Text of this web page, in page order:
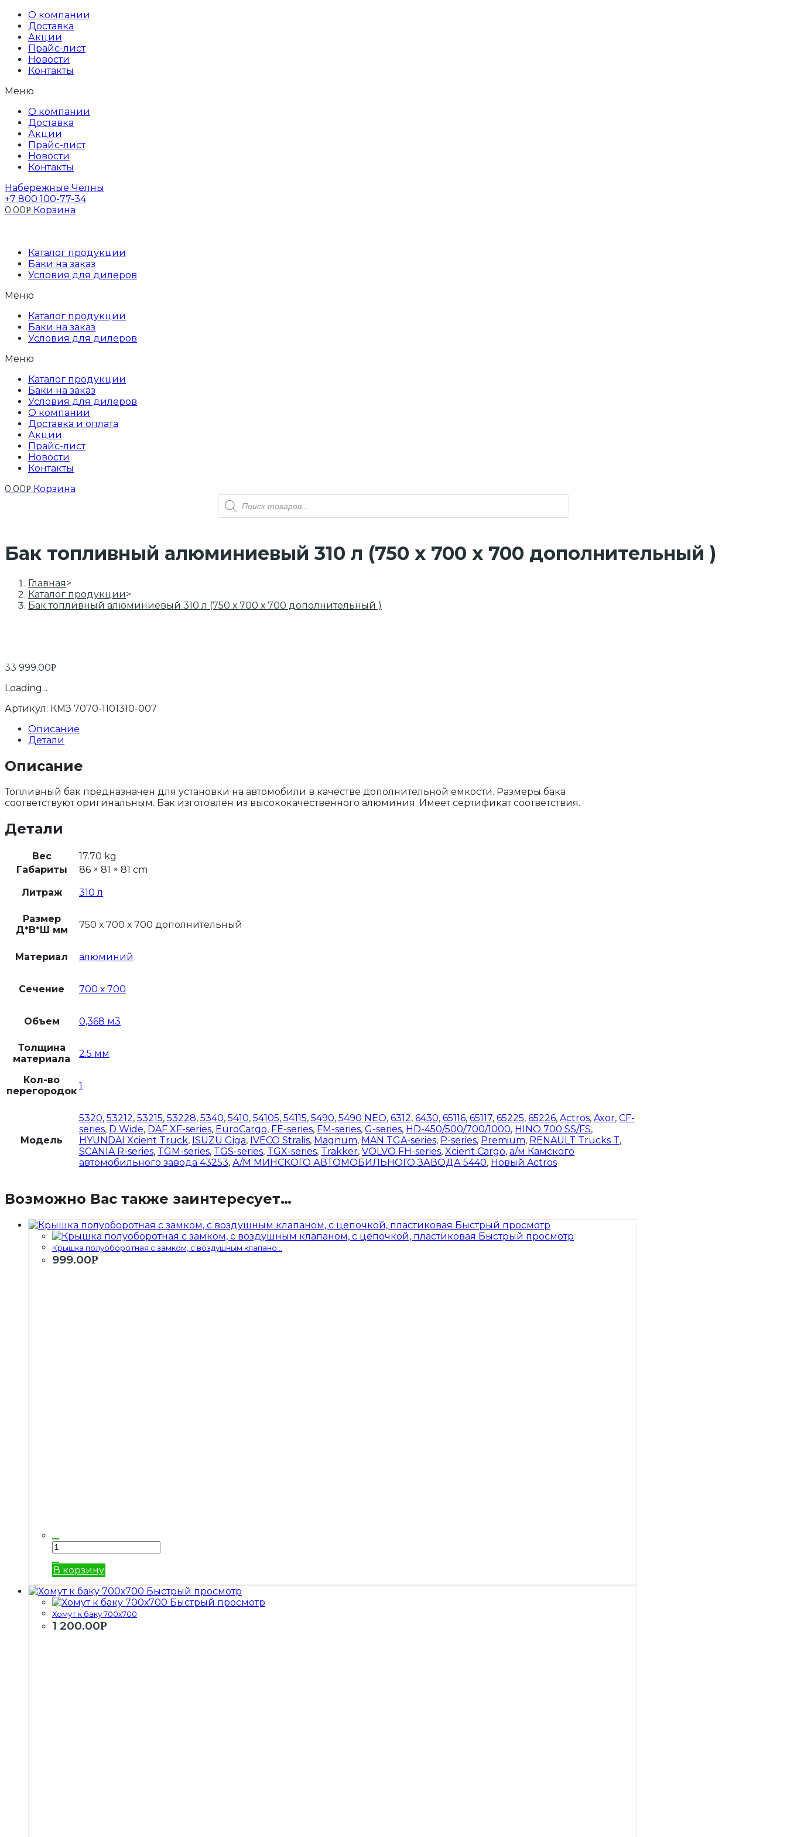
Перейти
содержимому
О компании
Доставка
Акции
Прайс-лист
Новости
Контакты
Меню
О компании
Доставка
Акции
Прайс-лист
Новости
Контакты
Набережные Челны
+7 800 100-77-34
0.00Р Корзина
Каталог продукции
Баки на заказ
Условия для дилеров
Меню
Каталог продукции
Баки на заказ
Условия для дилеров
Меню
Каталог продукции
Баки на заказ
Условия для дилеров
О компании
Доставка и оплата
Акции
Прайс-лист
Новости
Контакты
0.00Р Корзина
Поиск
товаров
Бак топливный алюминиевый 310 л (750 х 700 х 700 дополнительный )
Главная>
Каталог продукции>
Бак топливный алюминиевый 310 л (750 х 700 х 700 дополнительный )
33 999.00Р
Loading...
Артикул: КМЗ 7070-1101310-007
Описание
Детали
Описание
Топливный бак предназначен для установки на автомобили в качестве дополнительной емкости. Размеры бака
соответствуют оригинальным. Бак изготовлен из высококачественного алюминия. Имеет сертификат соответствия.
Детали
Вес
17.70 kg
Габариты
86 × 81 × 81 cm
Литраж 310 л
Размер
Д*В*Ш мм
750 х 700 х 700 дополнительный
Материал алюминий
Сечение 700 х 700
Объем 0,368 м3
Толщина
материала
2.5 мм
Кол-во
перегородок 1
Модель
5320, 53212, 53215, 53228, 5340, 5410, 54105, 54115, 5490, 5490 NEO, 6312, 6430, 65116, 65117, 65225, 65226, Actros, Axor, CF-
series, D Wide, DAF XF-series, EuroCargo, FE-series, FM-series, G-series, HD-450/500/700/1000, HINO 700 SS/FS,
HYUNDAI Xcient Truck, ISUZU Giga, IVECO Stralis, Magnum, MAN TGA-series, P-series, Premium, RENAULT Trucks T,
SCANIA R-series, TGM-series, TGS-series, TGX-series, Trakker, VOLVO FH-series, Xcient Cargo, а/м Камского
автомобильного завода 43253, А/М МИНСКОГО АВТОМОБИЛЬНОГО ЗАВОДА 5440, Новый Actros
Возможно Вас также заинтересует…
Быстрый просмотр
Быстрый просмотр
Крышка полуоборотная с замком, с воздушным клапано...
999.00Р
В корзину
Быстрый просмотр
Быстрый просмотр
Хомут к баку 700х700
1 200.00Р